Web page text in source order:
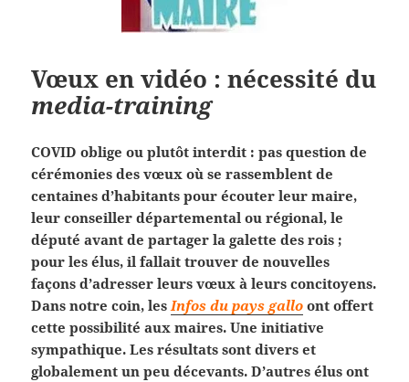
Vœux en vidéo : nécessité du
media-training
COVID oblige ou plutôt interdit : pas question de
cérémonies des vœux où se rassemblent de
centaines d’habitants pour écouter leur maire,
leur conseiller départemental ou régional, le
député avant de partager la galette des rois ;
pour les élus, il fallait trouver de nouvelles
façons d’adresser leurs vœux à leurs concitoyens.
Dans notre coin, lesInfos du pays gallo ont offert
cette possibilité aux maires. Une initiative
sympathique. Les résultats sont divers et
globalement un peu décevants. D’autres élus ont